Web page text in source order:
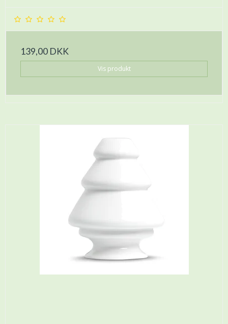
139,00 DKK
Vis produkt